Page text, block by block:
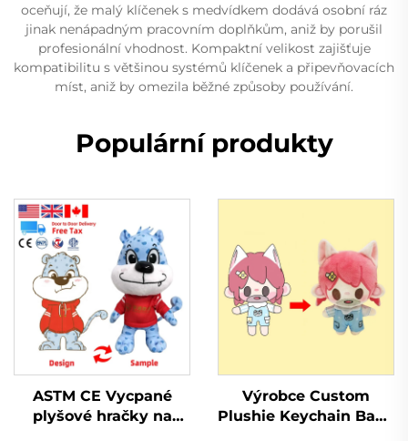
oceňují, že malý klíčenek s medvídkem dodává osobní ráz
jinak nenápadným pracovním doplňkům, aniž by porušil
profesionální vhodnost. Kompaktní velikost zajišťuje
kompatibilitu s většinou systémů klíčenek a připevňovacích
míst, aniž by omezila běžné způsoby používání.
Populární produkty
ASTM CE Vycpané
plyšové hračky na
Výrobce Custom
Plushie Keychain Baby